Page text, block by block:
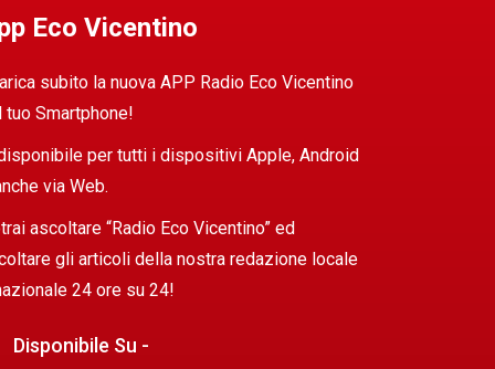
Eco Vicentino
subito la nuova APP Radio Eco Vicentino
tuo Smartphone!
disponibile per tutti i dispositivi Apple, Android
via Web.
ascoltare “Radio Eco Vicentino” ed
gli articoli della nostra redazione locale
24 ore su 24!
Disponibile Su -